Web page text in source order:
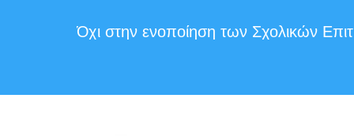
Όχι στην ενοποίηση των Σχολικών